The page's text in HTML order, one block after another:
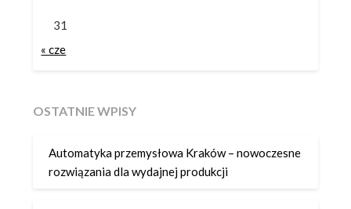
31
« cze
OSTATNIE WPISY
Automatyka przemysłowa Kraków – nowoczesne
rozwiązania dla wydajnej produkcji